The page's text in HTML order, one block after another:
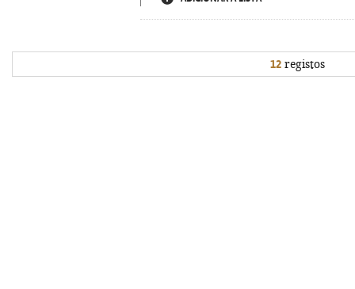
12registos